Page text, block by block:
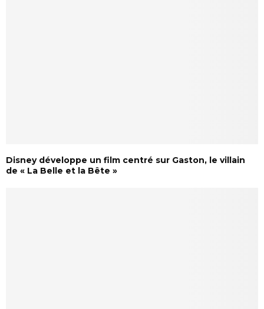
Disney développe un film centré sur Gaston, le villain
de « La Belle et la Bête »